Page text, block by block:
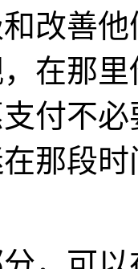
改善
在那
付不
那段